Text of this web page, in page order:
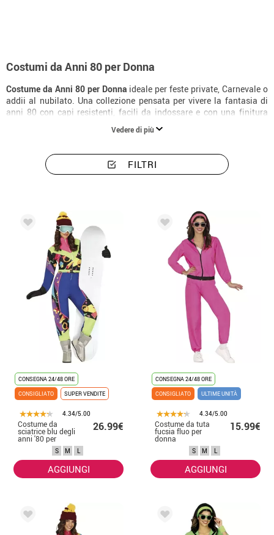
Costumi da Anni 80 per Donna
Costume da Anni 80 per Donna ideale per feste private, Carnevale o
addii al nubilato. Una collezione pensata per vivere la fantasia di
anni 80 con capi resistenti, facili da indossare e con una finitura
Vedere di più
FILTRI
CONSEGNA 24/48 ORE
CONSIGLIATO
SUPER VENDITE
4.34/5.00
Costume da
sciatrice blu degli
anni '80 per
26.99€
S M L
AGGIUNGI
CONSEGNA 24/48 ORE
CONSIGLIATO
ULTIME UNITÀ
4.34/5.00
Costume da tuta
fucsia fluo per
donna
15.99€
S M L
AGGIUNGI